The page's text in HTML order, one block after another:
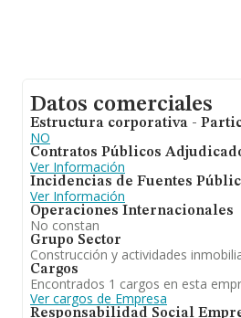
Datos comerciales
Estructura corporativa -
NO
Contratos Públicos
Ver Información
Incidencias de Fuentes
Ver Información
Operaciones Internacionales
No constan
Grupo Sector
Construcción y actividades
Cargos
Encontrados 1 cargos en esta
Ver cargos de Empresa
Responsabilidad Social